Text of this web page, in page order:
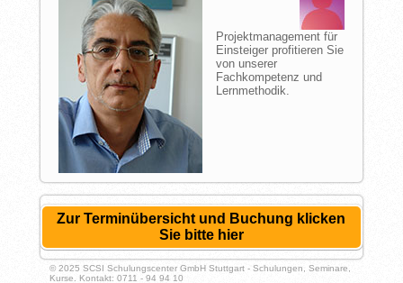
Projektmanagement für
Einsteiger profitieren Sie
von unserer
Fachkompetenz und
Lernmethodik.
Zur Terminübersicht und Buchung klicken
Sie bitte hier
© 2025 SCSI Schulungscenter GmbH Stuttgart - Schulungen, Seminare,
Kurse. Kontakt: 0711 - 94 94 10